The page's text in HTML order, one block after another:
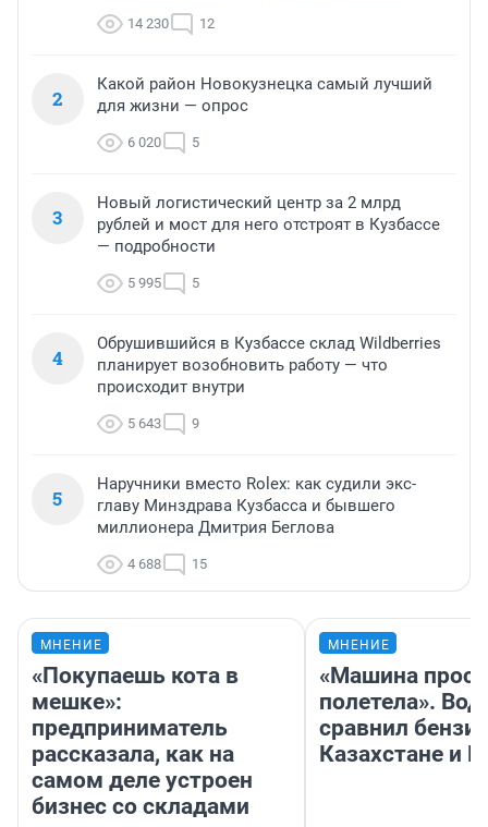
14 230 12
2
Какой район Новокузнецка самый лучший
для жизни — опрос
6 020 5
3
Новый логистический центр за 2 млрд
рублей и мост для него отстроят в Кузбассе
— подробности
5 995 5
4
Обрушившийся в Кузбассе склад Wildberries
планирует возобновить работу — что
происходит внутри
5 643 9
5
Наручники вместо Rolex: как судили экс-
главу Минздрава Кузбасса и бывшего
миллионера Дмитрия Беглова
4 688 15
МНЕНИЕ
«Покупаешь кота в
мешке»:
предприниматель
рассказала, как на
самом деле устроен
бизнес со складами
МНЕНИЕ
«Машина
полетела».
сравнил
Казахстане и